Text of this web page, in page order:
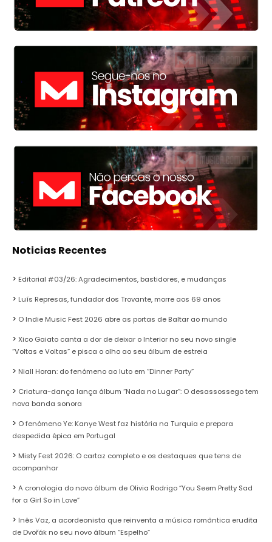
Noticias Recentes
Editorial #03/26: Agradecimentos, bastidores, e mudanças
Luís Represas, fundador dos Trovante, morre aos 69 anos
O Indie Music Fest 2026 abre as portas de Baltar ao mundo
Xico Gaiato canta a dor de deixar o Interior no seu novo single
“Voltas e Voltas” e pisca o olho ao seu álbum de estreia
Niall Horan: do fenómeno ao luto em “Dinner Party”
Criatura-dança lança álbum “Nada no Lugar”: O desassossego tem
nova banda sonora
O fenómeno Ye: Kanye West faz história na Turquia e prepara
despedida épica em Portugal
Misty Fest 2026: O cartaz completo e os destaques que tens de
acompanhar
A cronologia do novo álbum de Olivia Rodrigo “You Seem Pretty Sad
for a Girl So in Love”
Inês Vaz, a acordeonista que reinventa a música romântica erudita
de Dvořák no seu novo álbum “Espelho”